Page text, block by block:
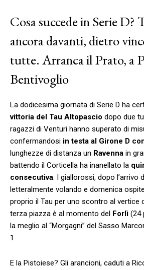
Cosa succede in Serie D?
ancora davanti, dietro
tutte. Arranca il Prato, a
Bentivoglio
La dodicesima giornata di Serie D ha
vittoria del Tau Altopascio dopo due
ragazzi di Venturi hanno superato di
confermandosi in testa al Girone D
lunghezze di distanza un Ravenna in
battendo il Corticella ha inanellato la
consecutiva. I giallorossi, dopo l’arrivo
letteralmente volando e domenica
proprio il Tau per uno scontro al vertice
terza piazza è al momento del Forlì (24
la meglio al “Morgagni” del Sasso
1.
E la Pistoiese? Gli arancioni, caduti a